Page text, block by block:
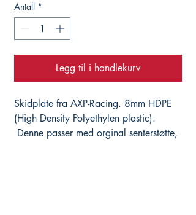
Antall *
Legg til i handlekurv
Skidplate fra AXP-Racing. 8mm HDPE
(High Density Polyethylen plastic).
Denne passer med orginal senterstøtte,